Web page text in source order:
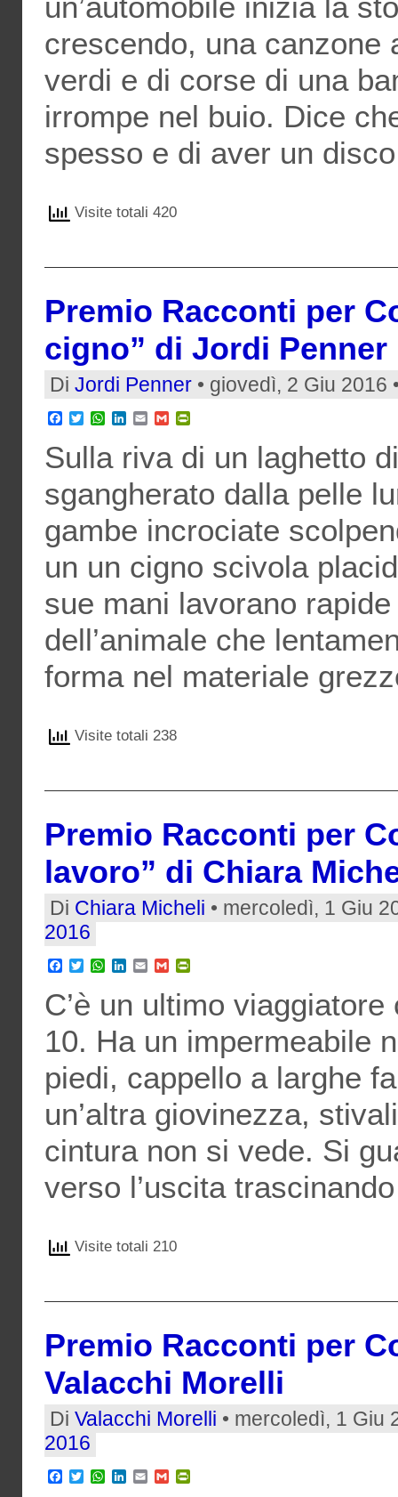
un’automobile inizia la
crescendo, una canzone
verdi e di corse di una
irrompe nel buio. Dice
spesso e di aver un
Visite totali 420
Premio Racconti per
cigno” di Jordi Penner
Di Jordi Penner • giovedì, 2 Giu 2016
Facebook
TwitterWhatsApp
LinkedIn
EmailGmail
Sulla riva di un laghetto
sgangherato dalla pelle
gambe incrociate
un un cigno scivola
sue mani lavorano
dell’animale che
forma nel materiale
Visite totali 238
Premio Racconti per
lavoro” di Chiara
Di Chiara Micheli • mercoledì, 1 Giu
2016
Facebook
TwitterWhatsApp
LinkedIn
EmailGmail
C’è un ultimo
10. Ha un impermeabile
piedi, cappello a larghe
un’altra giovinezza,
cintura non si vede. Si
verso l’uscita
Visite totali 210
Premio Racconti per
Valacchi Morelli
Di Valacchi Morelli • mercoledì, 1 Giu
2016
Facebook
TwitterWhatsApp
LinkedIn
EmailGmail